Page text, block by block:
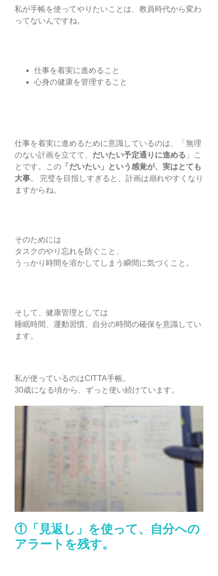
私が手帳を使ってやりたいことは、教員時代から変わ
ってないんですね。
仕事を着実に進めること
心身の健康を管理すること
仕事を着実に進めるために意識しているのは、「無理
のない計画を立てて、 だいたい予定通りに進める 」こ
とです。この 「だいたい」という感覚が、実はとても
大事。 完璧を目指しすぎると、計画は崩れやすくなり
ますからね。
そのためには
タスクのやり忘れを防ぐこと、
うっかり時間を溶かしてしまう瞬間に気づくこと。
そして、健康管理としては
睡眠時間、運動習慣、自分の時間の確保を意識してい
ます。
私が使っているのはCITTA手帳。
30歳になる頃から、ずっと使い続けています。
①「見返し」を使って、自分への
アラートを残す。